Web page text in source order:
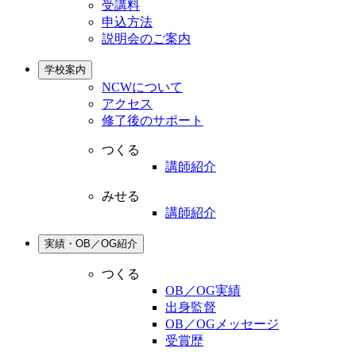
受講料
申込方法
説明会のご案内
学校案内
NCWについて
アクセス
修了後のサポート
つくる
講師紹介
みせる
講師紹介
実績・OB／OG紹介
つくる
OB／OG実績
出身監督
OB／OGメッセージ
受賞歴